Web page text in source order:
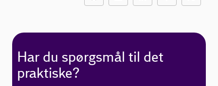
Har du spørgsmål til det
praktiske?